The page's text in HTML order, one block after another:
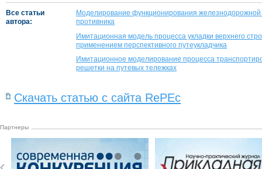
Все статьи
автора:
Моделирование функционирования железнодорожной
противника
Имитационная модель процесса укладки верхнего
применением перспективного путеукладчика
Имитационное моделирование процесса
решетки на путевых тележках
Скачать статью с сайта RePEc
Партнеры